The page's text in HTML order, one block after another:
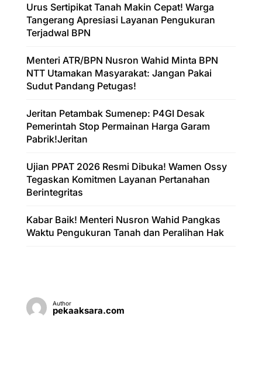
Urus Sertipikat Tanah Makin Cepat! Warga
Tangerang Apresiasi Layanan Pengukuran
Terjadwal BPN
Menteri ATR/BPN Nusron Wahid Minta BPN
NTT Utamakan Masyarakat: Jangan Pakai
Sudut Pandang Petugas!
Jeritan Petambak Sumenep: P4GI Desak
Pemerintah Stop Permainan Harga Garam
Pabrik!Jeritan
Ujian PPAT 2026 Resmi Dibuka! Wamen Ossy
Tegaskan Komitmen Layanan Pertanahan
Berintegritas
Kabar Baik! Menteri Nusron Wahid Pangkas
Waktu Pengukuran Tanah dan Peralihan Hak
Author
pekaaksara.com